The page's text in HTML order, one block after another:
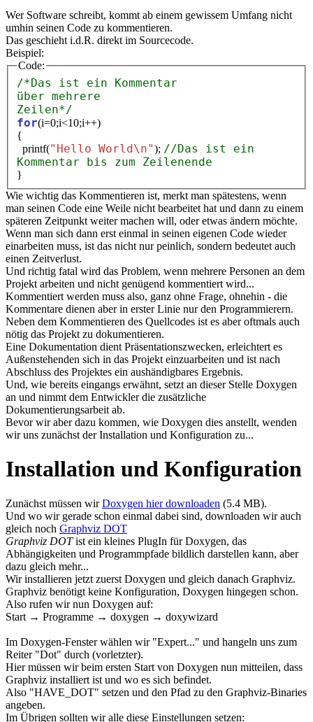
Wer Software schreibt, kommt ab einem gewissem Umfang nicht
umhin seinen Code zu kommentieren.
Das geschieht i.d.R. direkt im Sourcecode.
Beispiel:
Code:
/*Das ist ein Kommentar
über mehrere
Zeilen*/
for(i=0;i<10;i++)
{
printf("Hello World\n"); //Das ist ein
Kommentar bis zum Zeilenende
}
Wie wichtig das Kommentieren ist, merkt man spätestens, wenn
man seinen Code eine Weile nicht bearbeitet hat und dann zu einem
späteren Zeitpunkt weiter machen will, oder etwas ändern möchte.
Wenn man sich dann erst einmal in seinen eigenen Code wieder
einarbeiten muss, ist das nicht nur peinlich, sondern bedeutet auch
einen Zeitverlust.
Und richtig fatal wird das Problem, wenn mehrere Personen an dem
Projekt arbeiten und nicht genügend kommentiert wird...
Kommentiert werden muss also, ganz ohne Frage, ohnehin - die
Kommentare dienen aber in erster Linie nur den Programmierern.
Neben dem Kommentieren des Quellcodes ist es aber oftmals auch
nötig das Projekt zu dokumentieren.
Eine Dokumentation dient Präsentationszwecken, erleichtert es
Außenstehenden sich in das Projekt einzuarbeiten und ist nach
Abschluss des Projektes ein aushändigbares Ergebnis.
Und, wie bereits eingangs erwähnt, setzt an dieser Stelle Doxygen
an und nimmt dem Entwickler die zusätzliche
Dokumentierungsarbeit ab.
Bevor wir aber dazu kommen, wie Doxygen dies anstellt, wenden
wir uns zunächst der Installation und Konfiguration zu...
Installation und Konfiguration
Zunächst müssen wirDoxygen hier downloaden (5.4 MB).
Und wo wir gerade schon einmal dabei sind, downloaden wir auch
gleich noch Graphviz DOT
Graphviz DOTist ein kleines PlugIn für Doxygen, das
Abhängigkeiten und Programmpfade bildlich darstellen kann, aber
dazu gleich mehr...
Wir installieren jetzt zuerst Doxygen und gleich danach Graphviz.
Graphviz benötigt keine Konfiguration, Doxygen hingegen schon.
Also rufen wir nun Doxygen auf:
Start → Programme → doxygen → doxywizard
Im Doxygen-Fenster wählen wir "Expert..." und hangeln uns zum
Reiter "Dot" durch (vorletzter).
Hier müssen wir beim ersten Start von Doxygen nun mitteilen, dass
Graphviz installiert ist und wo es sich befindet.
Also "HAVE_DOT" setzen und den Pfad zu den Graphviz-Binaries
angeben.
Im Übrigen sollten wir alle diese Einstellungen setzen: